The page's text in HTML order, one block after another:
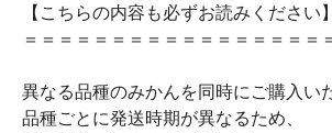
【こちらの内容も必ずお読みください】
＝＝＝＝＝＝＝＝＝＝＝＝＝＝＝＝＝
異なる品種のみかんを同時にご購入い
品種ごとに発送時期が異なるため、